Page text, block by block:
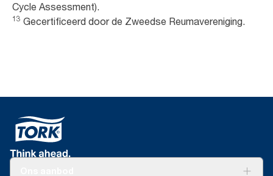
Cycle Assessment).
13 Gecertificeerd door de Zweedse Reumavereniging.